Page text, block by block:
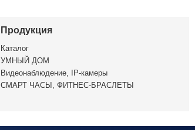
Продукция
Каталог
УМНЫЙ ДОМ
Видеонаблюдение, IP-камеры
СМАРТ ЧАСЫ, ФИТНЕС-БРАСЛЕТЫ